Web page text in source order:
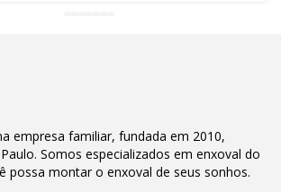
empresa familiar, fundada em 2010,
Somos especializados em enxoval do
possa montar o enxoval de seus sonhos.